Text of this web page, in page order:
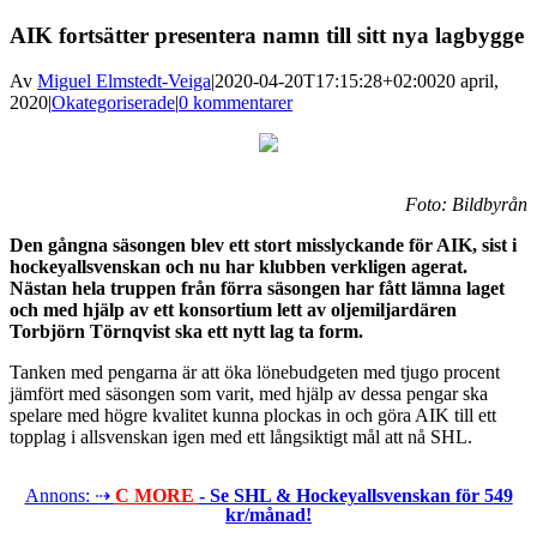
AIK fortsätter presentera namn till sitt nya lagbygge
Av Miguel Elmstedt-Veiga|2020-04-20T17:15:28+02:0020 april,
2020|Okategoriserade|0 kommentarer
Foto: Bildbyrån
Den gångna säsongen blev ett stort misslyckande för AIK, sist i
hockeyallsvenskan och nu har klubben verkligen agerat.
Nästan hela truppen från förra säsongen har fått lämna laget
och med hjälp av ett konsortium lett av oljemiljardären
Torbjörn Törnqvist ska ett nytt lag ta form.
Tanken med pengarna är att öka lönebudgeten med tjugo procent
jämfört med säsongen som varit, med hjälp av dessa pengar ska
spelare med högre kvalitet kunna plockas in och göra AIK till ett
topplag i allsvenskan igen med ett långsiktigt mål att nå SHL.
Annons: ⇢ C MORE - Se SHL & Hockeyallsvenskan för 549
kr/månad!